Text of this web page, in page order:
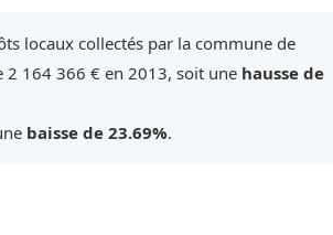
locaux collectés par la commune de
2 164 366 € en 2013, soit une hausse de
baisse de 23.69%.